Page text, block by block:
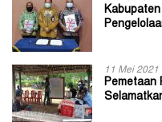
11 Mei 2021
Pemetaan